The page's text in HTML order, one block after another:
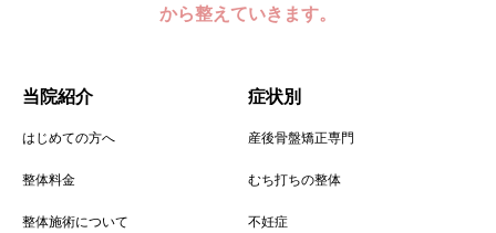
から整えていきます。
当院紹介
はじめての方へ
整体料金
整体施術について
症状別
産後骨盤矯正専門
むち打ちの整体
不妊症